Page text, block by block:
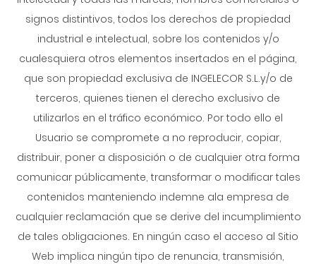
signos distintivos, todos los derechos de propiedad
industrial e intelectual, sobre los contenidos y/o
cualesquiera otros elementos insertados en el página,
que son propiedad exclusiva de INGELECOR S.L.y/o de
terceros, quienes tienen el derecho exclusivo de
utilizarlos en el tráfico económico. Por todo ello el
Usuario se compromete a no reproducir, copiar,
distribuir, poner a disposición o de cualquier otra forma
comunicar públicamente, transformar o modificar tales
contenidos manteniendo indemne ala empresa de
cualquier reclamación que se derive del incumplimiento
de tales obligaciones. En ningún caso el acceso al Sitio
Web implica ningún tipo de renuncia, transmisión,